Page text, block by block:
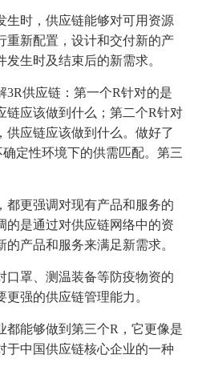
生时，供应链能够对可用资源
重新配置，设计和交付新的产
生时及结束后的新需求。
3R供应链：第一个R针对的是
链应该做到什么；第二个R针对
供应链应该做到什么。做好了
定性环境下的供需匹配。第三
都更强调对现有产品和服务的
的是通过对供应链网络中的资
产品和服务来满足新需求。
口罩、测温装备等防疫物资的
强的供应链管理能力。
都能够做到第三个R，它更像是
于中国供应链核心企业的一种